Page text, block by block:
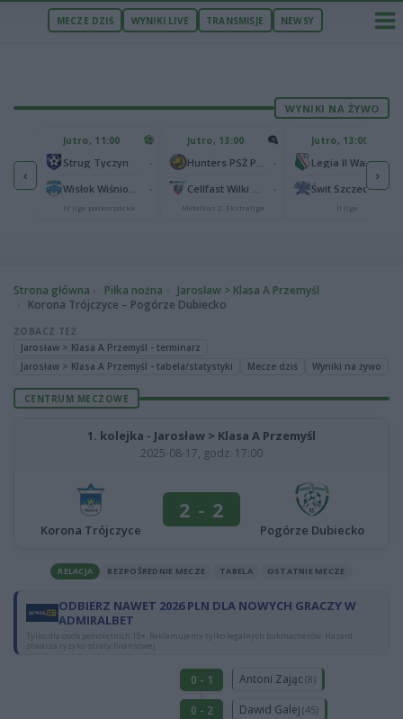
MECZE DZIŚ WYNIKI LIVE TRANSMISJE NEWSY
WYNIKI NA ŻYWO
‹
Podbeskidzie Bielsko-Biała2
2
Jutro, 11:00
Strug Tyczyn
IV liga podkarpacka
Jutro, 13:00
Metalkas 2. Ekstraliga
Jutro, 13:00
Legia II Warszawa
Świt Szczecin
II liga
›
Strona główna Piłka nożna
Jarosław > Klasa A Przemyśl
Korona Trójczyce – Pogórze Dubiecko
ZOBACZ TEŻ
Jarosław > Klasa A Przemyśl - terminarz
Jarosław > Klasa A Przemyśl - tabela/statystyki
Mecze dziś Wyniki na żywo
CENTRUM MECZOWE
1. kolejka - Jarosław > Klasa A Przemyśl
2025-08-17, godz. 17:00
Korona Trójczyce
2 - 2
Pogórze Dubiecko
RELACJA BEZPOŚREDNIE MECZE TABELA OSTATNIE MECZE
ODBIERZ NAWET 2026 PLN DLA NOWYCH GRACZY W
ADMIRALBET
Tylko dla osób pełnoletnich 18+. Reklamujemy tylko legalnych bukmacherów. Hazard
stwarza ryzyko straty finansowej.
0 - 1 Antoni Zając (8)
0 - 2 Dawid Galej (45)